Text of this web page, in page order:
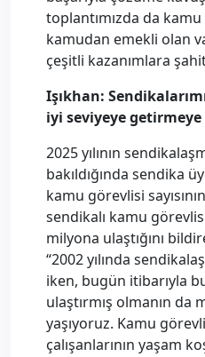
toplantımızda da kamu
kamudan emekli olan
çeşitli kazanımlara
Işıkhan:
iyi seviyeye
2025 yılının
bakıldığında sendika
kamu görevlisi
sendikalı kamu görevlisi
milyona ulaştığını
“2002 yılında
iken, bugün itibarıyla
ulaştırmış olmanın da
yaşıyoruz. Kamu
çalışanlarının yaşam